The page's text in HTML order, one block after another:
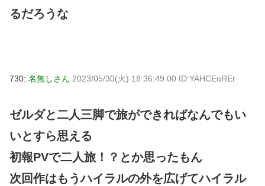
るだろうな
730: 名無しさん 2023/05/30(火) 18:36:49.00 ID:YAHCEuREr
ゼルダと二人三脚で旅ができればなんでもい
いとすら思える
初報PVで二人旅！？とか思ったもん
次回作はもうハイラルの外を広げてハイラル